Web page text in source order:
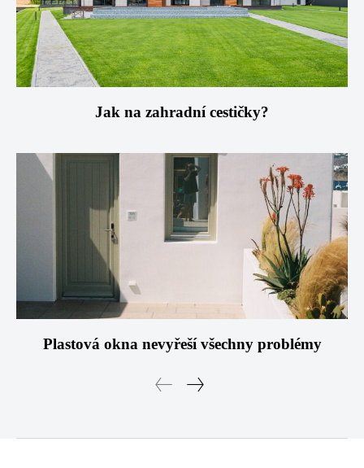
Jak na zahradní cestičky?
Plastová okna nevyřeší všechny problémy